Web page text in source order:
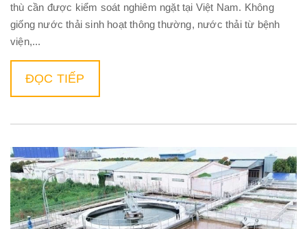
thù cần được kiểm soát nghiêm ngặt tại Việt Nam. Không
giống nước thải sinh hoạt thông thường, nước thải từ bệnh
viện,...
ĐỌC TIẾP